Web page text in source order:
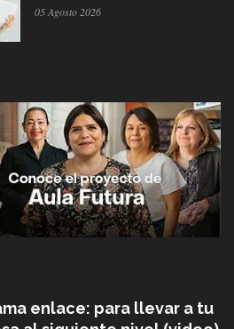
05 Agosto 2026
enlace: para llevar a tu